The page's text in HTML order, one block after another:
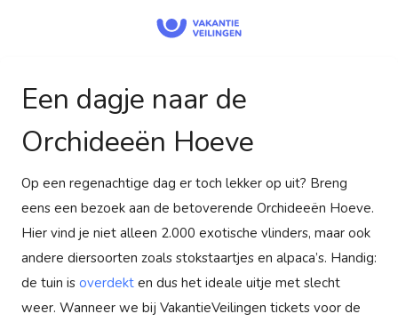
Een dagje naar de
Orchideeën Hoeve
Op een regenachtige dag er toch lekker op uit? Breng
eens een bezoek aan de betoverende Orchideeën Hoeve.
Hier vind je niet alleen 2.000 exotische vlinders, maar ook
andere diersoorten zoals stokstaartjes en alpaca’s. Handig:
de tuin is overdekt en dus het ideale uitje met slecht
weer. Wanneer we bij VakantieVeilingen tickets voor de